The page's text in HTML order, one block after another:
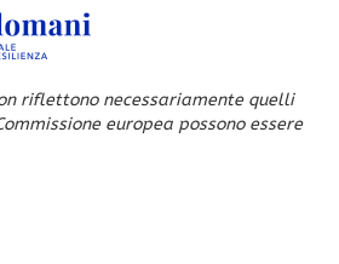
riflettono necessariamente quelli
europea possono essere